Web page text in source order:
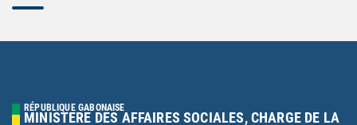
RÉPUBLIQUE GABONAISE
MINISTERE DES AFFAIRES SOCIALES, CHARGE DE LA